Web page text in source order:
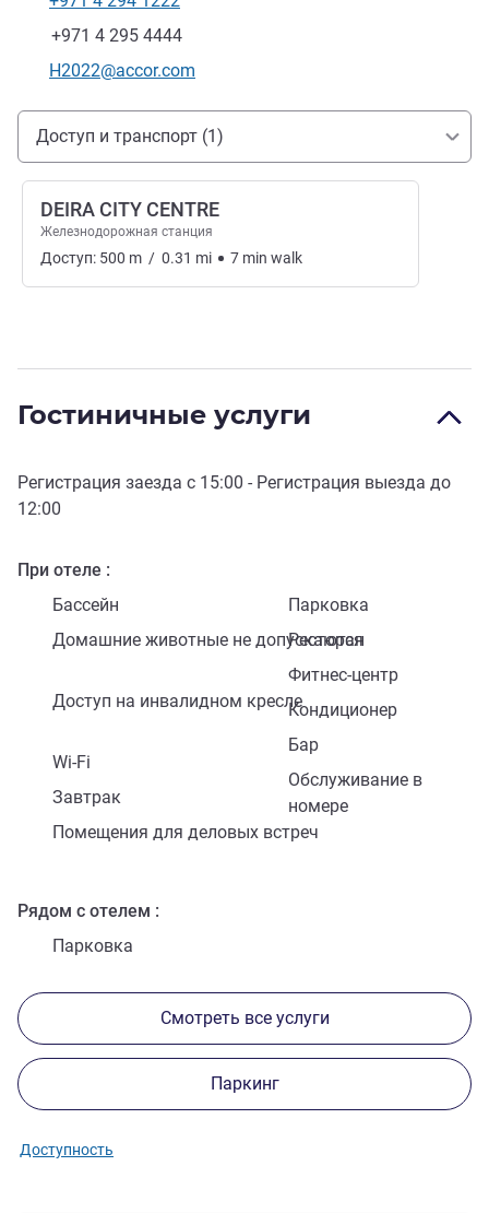
Телефон
Факс
+971 4 295 4444
Контактный адрес электронной почты
H2022@accor.com
Доступ и транспорт
Доступ и транспорт (1)
DEIRA CITY CENTRE
Железнодорожная станция
Доступ: 500 m / 0.31 mi 7 min walk
Гостиничные услуги
Регистрация заезда с 15:00 - Регистрация выезда до
12:00
При отеле
Бассейн
Парковка
Домашние животные не допускаются
Ресторан
Доступ на инвалидном кресле
Фитнес-центр
Wi-Fi
Кондиционер
Завтрак
Бар
Помещения для деловых встреч
Обслуживание в
номере
Рядом с отелем
Парковка
Смотреть все услуги
Паркинг
Доступность